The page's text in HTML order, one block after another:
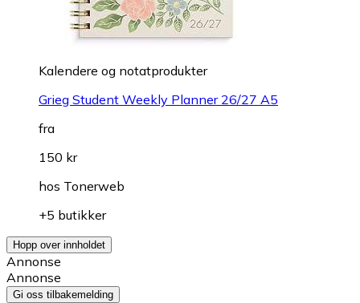
Kalendere og notatprodukter
Grieg Student Weekly Planner 26/27 A5
fra
150 kr
hos Tonerweb
+5 butikker
Hopp over innholdet
Annonse
Annonse
Gi oss tilbakemelding